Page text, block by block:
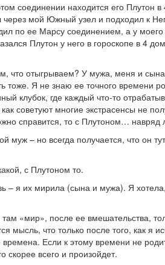
соединении находится его Плутон
мой Южный узел и подходил к
по ее Марсу соединением, а у
Плутон у него в гороскопе в 4
что отыгрываем? У мужа, меня и
тоже. Я не знаю ее точного времени
клубок, где каждый что-то
советуют многие экстрасенсы не
справится, то с Плутоном… навряд
муж – но всегда получается, что он
с Плутоном то.
– я их мирила (сына и мужа). Я
«мир», после ее вмешательства,
мысль, что только после того, как я
Если к этому времени не
скорее всего и произойдет.